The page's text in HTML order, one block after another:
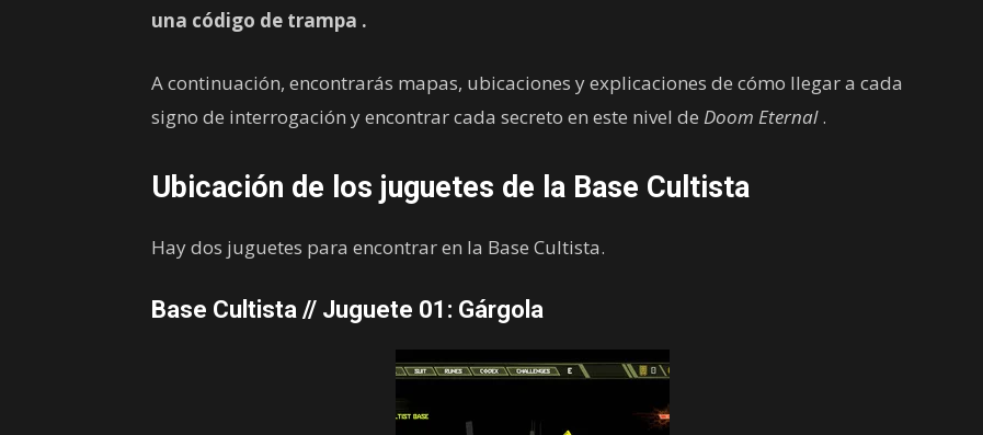
una código de trampa .
A continuación, encontrarás mapas, ubicaciones y explicaciones de cómo llegar a cada
signo de interrogación y encontrar cada secreto en este nivel de Doom Eternal.
Ubicación de los juguetes de la Base Cultista
Hay dos juguetes para encontrar en la Base Cultista.
Base Cultista // Juguete 01: Gárgola